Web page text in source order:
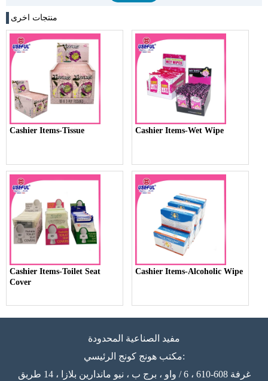
منتجات اخرى
Cashier Items-Tissue Cashier Items-Wet Wipe
Cashier Items-Toilet Seat
Cover
Cashier Items-Alcoholic Wipe
مفيد الصناعية المحدودة
مكتب هونج كونج الرئيسي:
غرفة 608-610 ، 6 / واو ، برج ب ، نيو ماندارين بلازا ، 14 طريق